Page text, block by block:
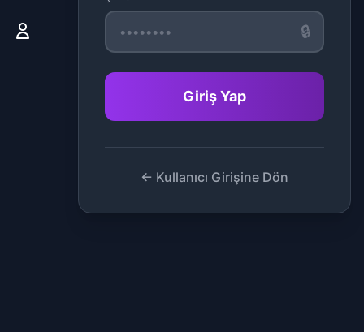
🔒
Giriş Yap
← Kullanıcı Girişine Dön